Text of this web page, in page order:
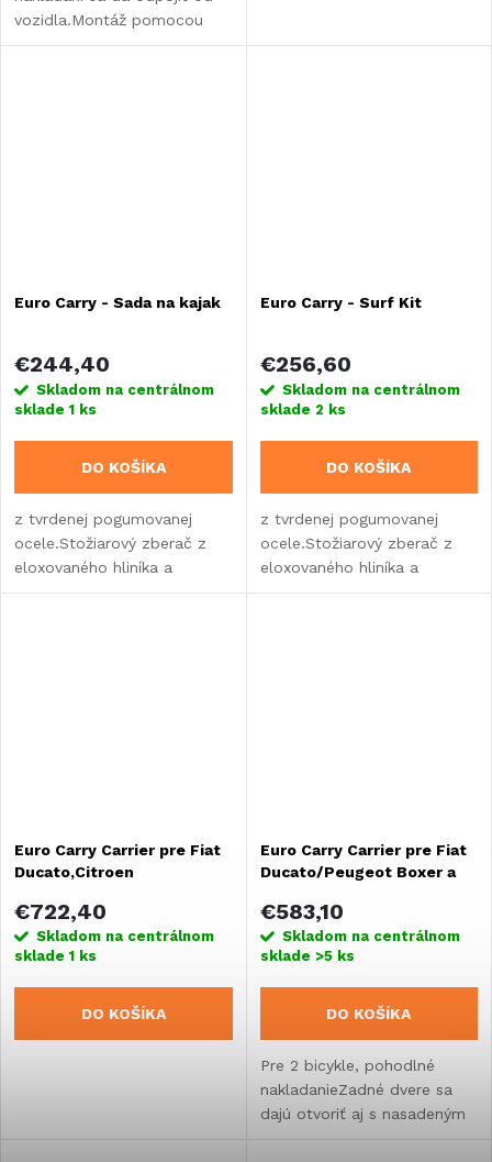
vozidla.Montáž pomocou
dodaného adaptéraPre 2
Euro Carry - Sada na kajak
€244,40
Skladom na centrálnom
sklade1 ks
DO KOŠÍKA
z tvrdenej pogumovanej
ocele.Stožiarový zberač z
eloxovaného hliníka a
čiernych gumených
Euro Carry - Surf Kit
€256,60
Skladom na centrálnom
sklade 2 ks
DO KOŠÍKA
z tvrdenej pogumovanej
ocele.Stožiarový zberač z
eloxovaného hliníka a
čiernych gumených
Euro Carry Carrier pre Fiat
Ducato,Citroen
€722,40
Skladom na centrálnom
sklade1 ks
DO KOŠÍKA
Euro Carry Carrier pre Fiat
Ducato/Peugeot Boxer a
€583,10
Skladom na centrálnom
sklade >5 ks
DO KOŠÍKA
Pre 2 bicykle, pohodlné
nakladanieZadné dvere sa
dajú otvoriť aj s nasadeným
nosičom.Vrátane 2 koľajničiek